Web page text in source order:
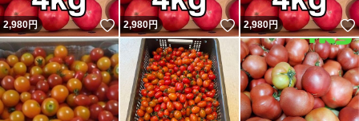
2,980円 いいね！
2,980円 いいね！
2,980円